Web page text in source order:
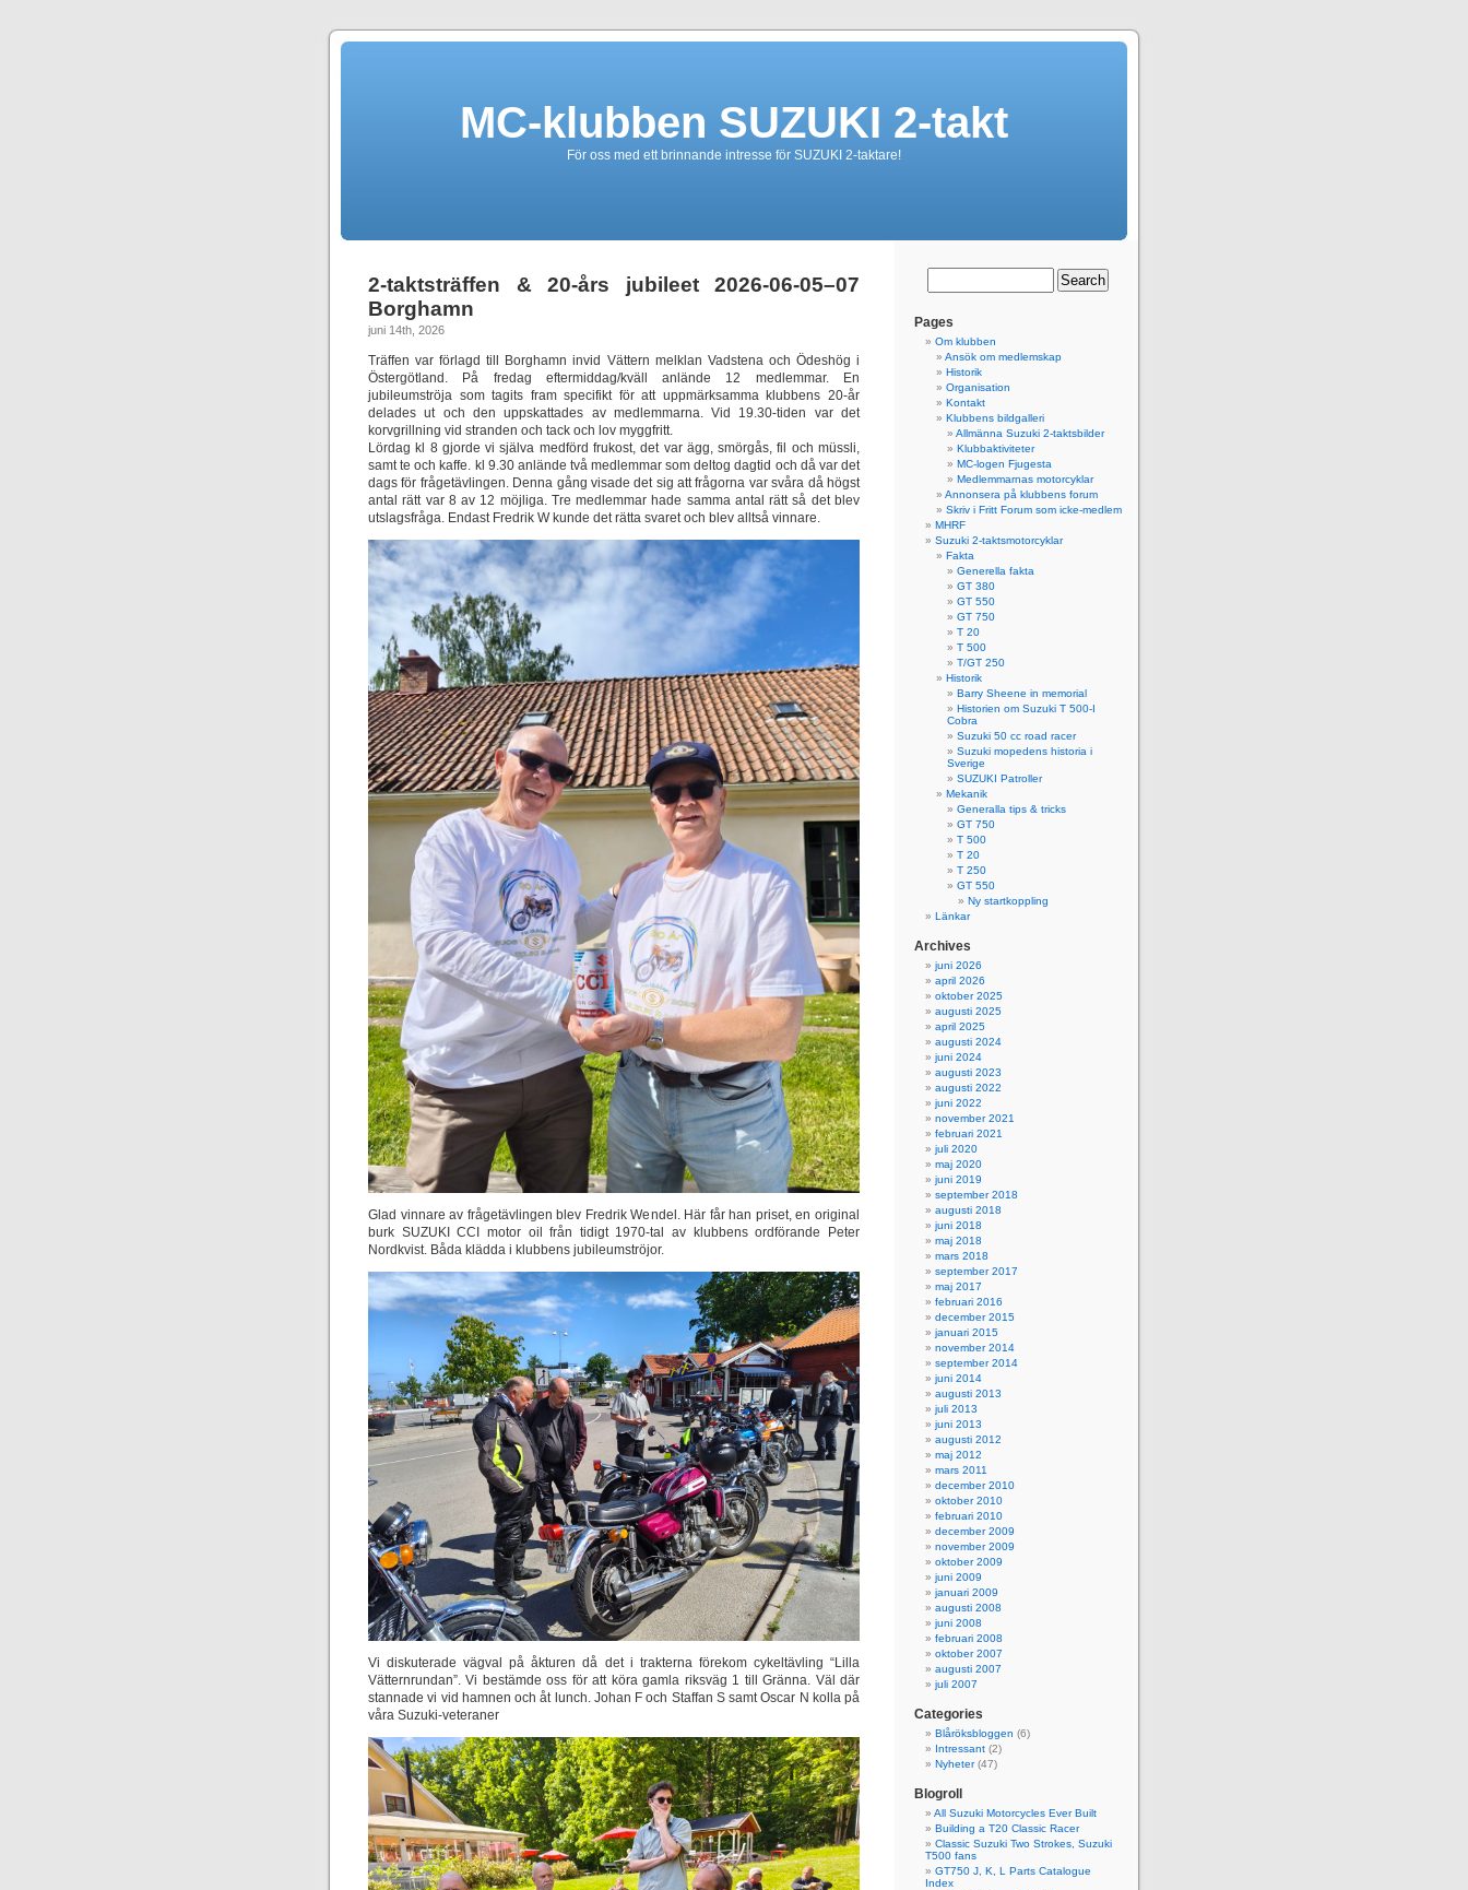
MC-klubben SUZUKI 2-takt
För oss med ett brinnande intresse för SUZUKI 2-taktare!
2-taktsträffen & 20-års jubileet 2026-06-05–07
Borghamn
juni 14th, 2026
Träffen var förlagd till Borghamn invid Vättern melklan Vadstena och Ödeshög i
Östergötland. På fredag eftermiddag/kväll anlände 12 medlemmar. En
jubileumströja som tagits fram specifikt för att uppmärksamma klubbens 20-år
delades ut och den uppskattades av medlemmarna. Vid 19.30-tiden var det
korvgrillning vid stranden och tack och lov myggfritt.
Lördag kl 8 gjorde vi själva medförd frukost, det var ägg, smörgås, fil och müssli,
samt te och kaffe. kl 9.30 anlände två medlemmar som deltog dagtid och då var det
dags för frågetävlingen. Denna gång visade det sig att frågorna var svåra då högst
antal rätt var 8 av 12 möjliga. Tre medlemmar hade samma antal rätt så det blev
utslagsfråga. Endast Fredrik W kunde det rätta svaret och blev alltså vinnare.
Glad vinnare av frågetävlingen blev Fredrik Wendel. Här får han priset, en original
burk SUZUKI CCI motor oil från tidigt 1970-tal av klubbens ordförande Peter
Nordkvist. Båda klädda i klubbens jubileumströjor.
Vi diskuterade vägval på åkturen då det i trakterna förekom cykeltävling “Lilla
Vätternrundan”. Vi bestämde oss för att köra gamla riksväg 1 till Gränna. Väl där
stannade vi vid hamnen och åt lunch. Johan F och Staffan S samt Oscar N kolla på
våra Suzuki-veteraner
Pages
Om klubben
Ansök om medlemskap
Historik
Organisation
Kontakt
Klubbens bildgalleri
Allmänna Suzuki 2-taktsbilder
Klubbaktiviteter
MC-logen Fjugesta
Medlemmarnas motorcyklar
Annonsera på klubbens forum
Skriv i Fritt Forum som icke-medlem
MHRF
Suzuki 2-taktsmotorcyklar
Fakta
Generella fakta
GT 380
GT 550
GT 750
T 20
T 500
T/GT 250
Historik
Barry Sheene in memorial
Historien om Suzuki T 500-I
Cobra
Suzuki 50 cc road racer
Suzuki mopedens historia i
Sverige
SUZUKI Patroller
Mekanik
Generalla tips & tricks
GT 750
T 500
T 20
T 250
GT 550
Ny startkoppling
Länkar
Archives
juni 2026
april 2026
oktober 2025
augusti 2025
april 2025
augusti 2024
juni 2024
augusti 2023
augusti 2022
juni 2022
november 2021
februari 2021
juli 2020
maj 2020
juni 2019
september 2018
augusti 2018
juni 2018
maj 2018
mars 2018
september 2017
maj 2017
februari 2016
december 2015
januari 2015
november 2014
september 2014
juni 2014
augusti 2013
juli 2013
juni 2013
augusti 2012
maj 2012
mars 2011
december 2010
oktober 2010
februari 2010
december 2009
november 2009
oktober 2009
juni 2009
januari 2009
augusti 2008
juni 2008
februari 2008
oktober 2007
augusti 2007
juli 2007
Categories
Blåröksbloggen (6)
Intressant (2)
Nyheter(47)
Blogroll
All Suzuki Motorcycles Ever Built
Building a T20 Classic Racer
Classic Suzuki Two Strokes, Suzuki
T500 fans
GT750 J, K, L Parts Catalogue
Index